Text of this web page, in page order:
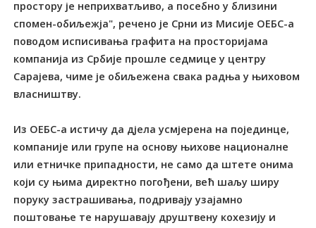
простору је неприхватљиво, а посебно у близини
спомен-обиљежја", речено је Срни из Мисије ОЕБС-а
поводом исписивања графита на просторијама
компанија из Србије прошле седмице у центру
Сарајева, чиме је обиљежена свака радња у њиховом
власништву.
Из ОЕБС-а истичу да дјела усмјерена на појединце,
компаније или групе на основу њихове националне
или етничке припадности, не само да штете онима
који су њима директно погођени, већ шаљу ширу
поруку застрашивања, подривају узајамно
поштовање те нарушавају друштвену кохезију и